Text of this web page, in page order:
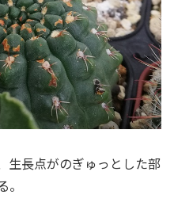
生長点がのぎゅっとした部